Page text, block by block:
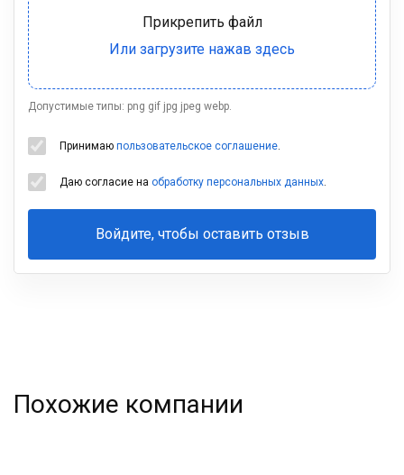
Допустимые типы: png gif jpg jpeg webp.
Принимаю пользовательское соглашение.
Даю согласие на обработку персональных данных.
Войдите, чтобы оставить отзыв
Ваша
Похожие компании